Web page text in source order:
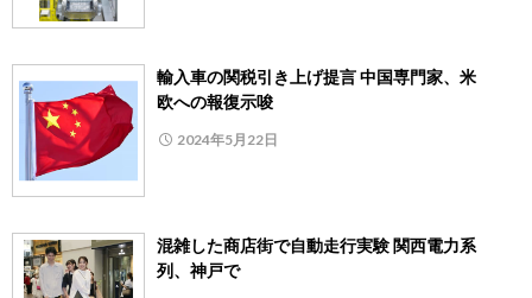
輸入車の関税引き上げ提言 中国専門家、米
欧への報復示唆
2024年5月22日
混雑した商店街で自動走行実験 関西電力系
列、神戸で